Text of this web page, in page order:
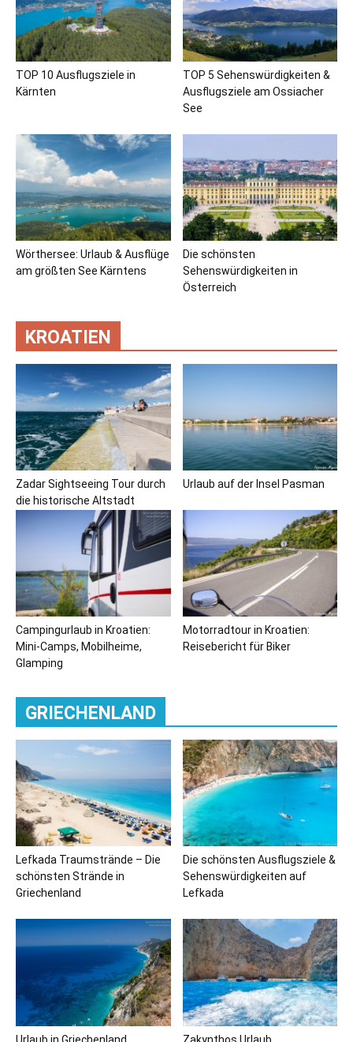
TOP 10 Ausflugsziele in
Kärnten
TOP 5 Sehenswürdigkeiten &
Ausflugsziele am Ossiacher
See
Wörthersee: Urlaub & Ausflüge
am größten See Kärntens
Die schönsten
Sehenswürdigkeiten in
Österreich
KROATIEN
Zadar Sightseeing Tour durch
die historische Altstadt
Urlaub auf der Insel Pasman
Campingurlaub in Kroatien:
Mini-Camps, Mobilheime,
Glamping
Motorradtour in Kroatien:
Reisebericht für Biker
GRIECHENLAND
Lefkada Traumstrände – Die
schönsten Strände in
Griechenland
Die schönsten Ausflugsziele &
Sehenswürdigkeiten auf
Lefkada
Urlaub in Griechenland Zakynthos Urlaub